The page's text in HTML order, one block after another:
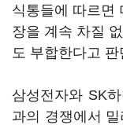
식통들에 따르면
장을 계속 차질
도 부합한다고
삼성전자와 SK
과의 경쟁에서